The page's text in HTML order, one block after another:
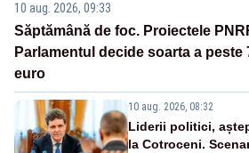
10 aug. 2026, 09:33
Săptămână de foc. Proiectele
Parlamentul decide soarta a peste
euro
10 aug. 2026, 08:32
Liderii politici,
la Cotroceni.